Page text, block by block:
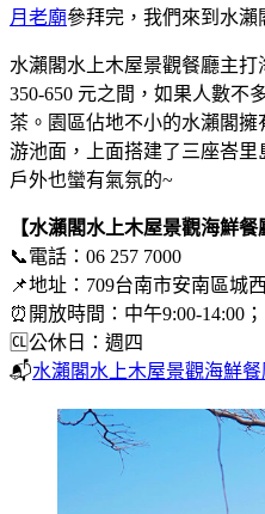
月老廟參拜完，我們來到水瀨
水瀨閣水上木屋景觀餐廳主
350-650 元之間，如果人數不
茶。園區佔地不小的水瀨閣
游池面，上面搭建了三座峇
戶外也蠻有氣氛的~
【水瀨閣水上木屋景觀海鮮餐
📞電話：06 257 7000
📌地址：709台南市安南區城
⏰開放時間：中午9:00-14:00
🆑公休日：週四
📬水瀨閣水上木屋景觀海鮮